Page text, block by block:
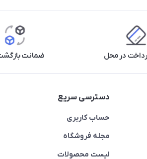
در محل ضمانت
دسترسی سریع
حساب کاربری
مجله فروشگاه
لیست محصولات